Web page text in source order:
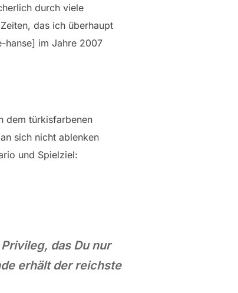
durch viele
das ich überhaupt
hanse] im Jahre 2007
dem türkisfarbenen
sich nicht ablenken
und Spielziel:
das Du nur
erhält der reichste